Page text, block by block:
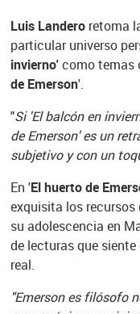
Luis Landeroretoma
particular universo
invierno'como temas
de Emerson'.
"Si 'El balcón en
de Emerson' es un
subjetivo y con un
En 'El huerto de
exquisita los
su adolescencia en
de lecturas que
real.
"Emerson es filósofo